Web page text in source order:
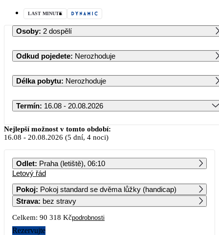
LAST MINUTE
Osoby: 2 dospělí
Odkud pojedete: Nerozhoduje
Délka pobytu: Nerozhoduje
Termín: 16.08 - 20.08.2026
Srpen 2026
PO ÚT ST ČT PÁ SO NE
3
Nejlepší možnost v tomto období:
16.08 - 20.08.2026 (5 dní, 4 noci)
Odlet: Praha (letiště), 06:10
Letový řád
Pokoj:
Pokoj standard se dvěma lůžky (handicap)
Strava: bez stravy
Celkem: 90 318 Kčpodrobnosti
Rezervujte